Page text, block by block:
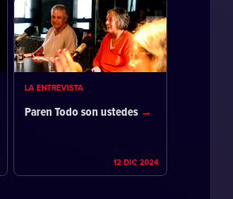
LA ENTREVISTA
Paren Todo son ustedes
12 DIC 2024